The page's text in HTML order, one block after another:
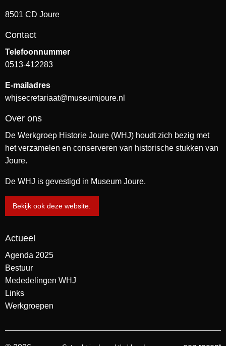
8501 CD Joure
Contact
Telefoonnummer
0513-412283
E-mailadres
whjsecretariaat@museumjoure.nl
Over ons
De Werkgroep Historie Joure (WHJ) houdt zich bezig met
het verzamelen en conserveren van historische stukken van
Joure.
De WHJ is gevestigd in Museum Joure.
Bekijk ook deze website.
Actueel
Agenda 2025
Bestuur
Mededelingen WHJ
Links
Werkgroepen